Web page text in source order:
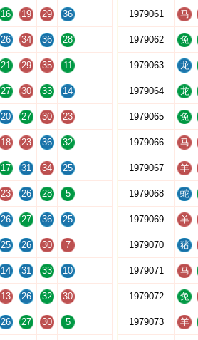
16 19 29 36
26 34 36 28
21 29 35 11
27 30 33 14
20 27 30 23
18 23 36 32
17 31 34 25
23 26 28 5
26 27 36 25
25 26 30 7
14 31 33 10
13 26 32 30
26 27 30 5
1979061 马
1979062 兔
1979063 龙
1979064 龙
1979065 兔
1979066 马
1979067 羊
1979068 蛇
1979069 羊
1979070 猪
1979071 马
1979072 兔
1979073 羊